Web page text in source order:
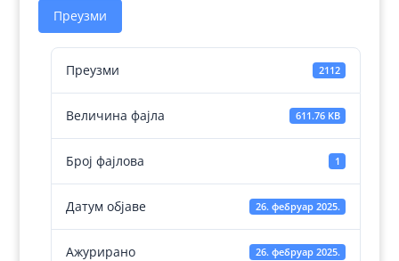
Преузми
Преузми 2112
Величина фајла 611.76 KB
Број фајлова 1
Датум објаве 26. фебруар 2025.
Ажурирано 26. фебруар 2025.